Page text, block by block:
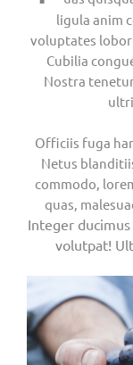
ligula anim
voluptates
Cubilia
Nostra
Officiis fuga
Netus
commodo,
quas,
Integer
volutpat!